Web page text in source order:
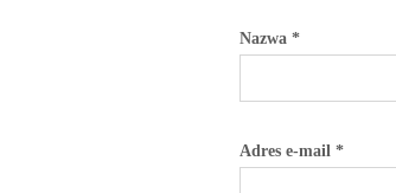
Nazwa *
Adres e-mail *